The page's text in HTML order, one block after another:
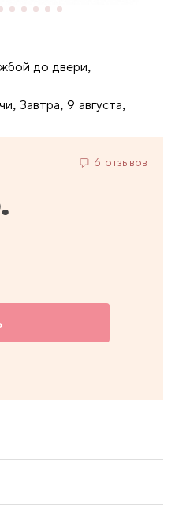
до двери,
Завтра, 9 августа,
6 отзывов